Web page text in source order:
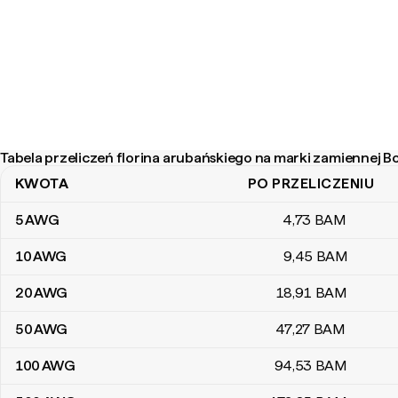
Tabela przeliczeń florina arubańskiego na marki zamiennej
Tabela przeliczeń florina arubańskiego na marki zamiennej Bośni i
KWOTA PO PRZELICZENIU
5AWG 4,73 BAM
10AWG 9,45 BAM
20AWG 18,91 BAM
50AWG 47,27 BAM
100AWG 94,53 BAM